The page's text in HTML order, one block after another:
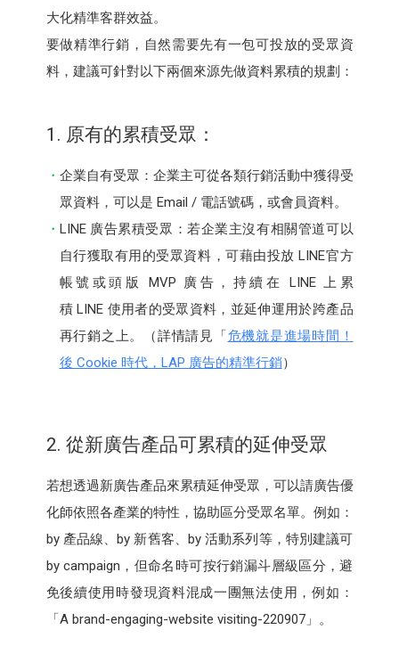
大化精準客群效益。
要做精準行銷，自然需要先有一包可投放的受眾資
料，建議可針對以下兩個來源先做資料累積的規劃：
1. 原有的累積受眾：
​​​​​​企業自有受眾：企業主可從各類行銷活動中獲得受
眾資料，可以是 Email / 電話號碼，或會員資料。
LINE 廣告累積受眾：若企業主沒有相關管道可以
自行獲取有用的受眾資料，可藉由投放 LINE官方
帳號或頭版 MVP 廣告，持續在 LINE 上累
積 LINE 使用者的受眾資料，並延伸運用於跨產品
再行銷之上。（詳情請見「危機就是進場時間！
後 Cookie 時代，LAP 廣告的精準行銷）
2. 從新廣告產品可累積的延伸受眾
若想透過新廣告產品來累積延伸受眾，可以請廣告優
化師依照各產業的特性，協助區分受眾名單。例如：
by 產品線、by 新舊客、by 活動系列等，特別建議可
by campaign，但命名時可按行銷漏斗層級區分，避
免後續使用時發現資料混成一團無法使用，例如：
「A brand-engaging-website visiting-220907」。